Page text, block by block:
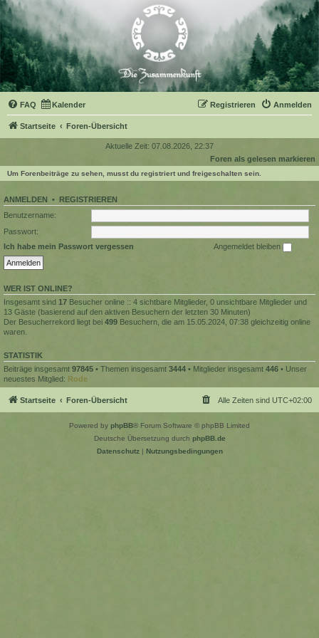
FAQ Kalender Anmelden
Registrieren
Startseite Foren-Übersicht
Aktuelle Zeit: 07.08.2026, 22:37
Foren als gelesen markieren
Um Forenbeiträge zu sehen, musst du registriert und freigeschalten sein.
ANMELDEN • REGISTRIEREN
Benutzername:
Passwort:
Ich habe mein Passwort vergessen
Angemeldet bleiben
WER IST ONLINE?
Insgesamt sind 17 Besucher online :: 4 sichtbare Mitglieder, 0 unsichtbare Mitglieder und
13 Gäste (basierend auf den aktiven Besuchern der letzten 30 Minuten)
Der Besucherrekord liegt bei 499 Besuchern, die am 15.05.2024, 07:38 gleichzeitig online
waren.
STATISTIK
Beiträge insgesamt 97845 • Themen insgesamt 3444 • Mitglieder insgesamt 446 • Unser
neuestes Mitglied: Rode
Startseite Foren-Übersicht Alle Zeiten sind UTC+02:00
Powered by phpBB® Forum Software © phpBB Limited
Deutsche Übersetzung durch phpBB.de
Datenschutz| Nutzungsbedingungen